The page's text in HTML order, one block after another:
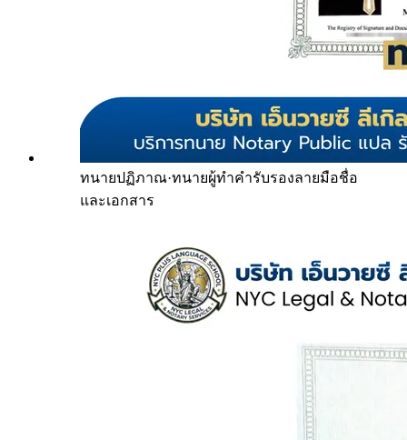
ทนายปฏิภาณ·ทนายผู้ทำคำรับรองลายมือชื่อ
และเอกสาร